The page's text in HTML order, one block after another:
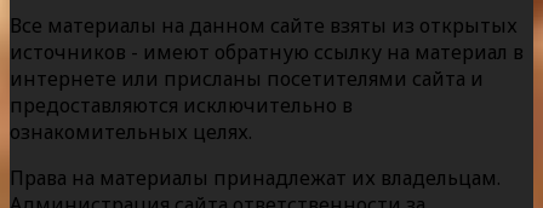
Все материалы на данном сайте взяты из открытых
источников - имеют обратную ссылку на материал в
интернете или присланы посетителями сайта и
предоставляются исключительно в
ознакомительных целях.
Права на материалы принадлежат их владельцам.